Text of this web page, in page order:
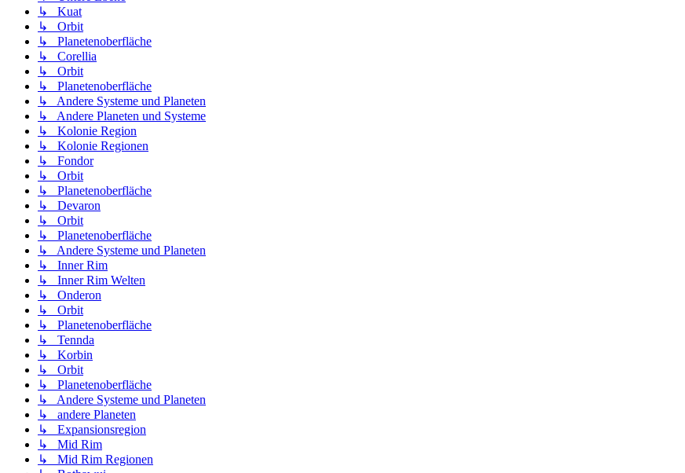
↳ Kuat
↳ Orbit
↳ Planetenoberfläche
↳ Corellia
↳ Orbit
↳ Planetenoberfläche
↳ Andere Systeme und Planeten
↳ Andere Planeten und Systeme
↳ Kolonie Region
↳ Kolonie Regionen
↳ Fondor
↳ Orbit
↳ Planetenoberfläche
↳ Devaron
↳ Orbit
↳ Planetenoberfläche
↳ Andere Systeme und Planeten
↳ Inner Rim
↳ Inner Rim Welten
↳ Onderon
↳ Orbit
↳ Planetenoberfläche
↳ Tennda
↳ Korbin
↳ Orbit
↳ Planetenoberfläche
↳ Andere Systeme und Planeten
↳ andere Planeten
↳ Expansionsregion
↳ Mid Rim
↳ Mid Rim Regionen